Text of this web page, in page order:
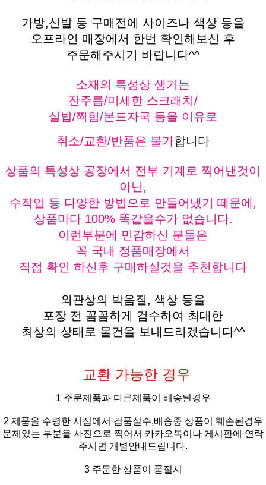
가방,신발 등 구매전에 사이즈나 색상 등을
오프라인 매장에서 한번 확인해보신 후
주문해주시기 바랍니다^^
소재의 특성상 생기는
잔주름/미세한 스크래치/
실밥/찍힘/본드자국 등을 이유로
취소/교환/반품은 불가합니다
상품의 특성상 공장에서 전부 기계로 찍어낸것이
아닌,
수작업 등 다양한 방법으로 만들어냈기 떼문에,
상품마다 100% 똑같을수가 없습니다.
이런부분에 민감하신 분들은
꼭 국내 정품매장에서
직접 확인 하신후 구매하실것을 추천합니다
외관상의 박음질, 색상 등을
포장 전 꼼꼼하게 검수하여 최대한
최상의 상태로 물건을 보내드리겠습니다^^
교환 가능한 경우
1 주문제품과 다른제품이 배송된경우
2 제품을 수령한 시점에서 검품실수,배송중 상품이 훼손된경우
문제있는 부분을 사진으로 찍어서 카카오톡이나 게시판에 연락
주시면 개별안내드립니다.
3 주문한 상품이 품절시